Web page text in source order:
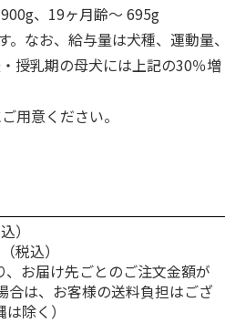
、19ヶ月齢～ 695g
なお、給与量は犬種、運動量、
授乳期の母犬には上記の30％増
用意ください。
）
税込）
、お届け先ごとのご注文金額が
合は、お客様の送料負担はござ
除く）